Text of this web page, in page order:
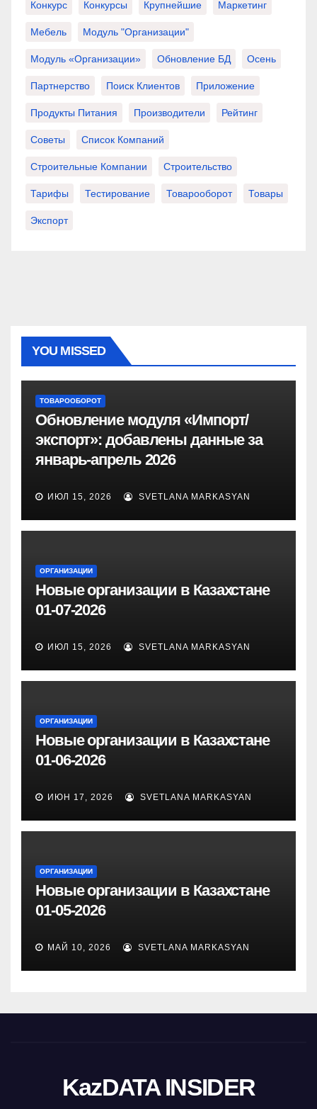
Конкурс Конкурсы Крупнейшие Маркетинг
Мебель Модуль "Организации"
Модуль «Организации» Обновление БД Осень
Партнерство Поиск Клиентов Приложение
Продукты Питания Производители Рейтинг
Советы Список Компаний
Строительные Компании Строительство
Тарифы Тестирование Товарооборот Товары
Экспорт
YOU MISSED
ТОВАРООБОРОТ
Обновление модуля «Импорт/
экспорт»: добавлены данные за
январь-апрель 2026
ИЮЛ 15, 2026 SVETLANA MARKASYAN
ОРГАНИЗАЦИИ
Новые организации в Казахстане
01-07-2026
ИЮЛ 15, 2026 SVETLANA MARKASYAN
ОРГАНИЗАЦИИ
Новые организации в Казахстане
01-06-2026
ИЮН 17, 2026 SVETLANA MARKASYAN
ОРГАНИЗАЦИИ
Новые организации в Казахстане
01-05-2026
МАЙ 10, 2026 SVETLANA MARKASYAN
KazDATA INSIDER